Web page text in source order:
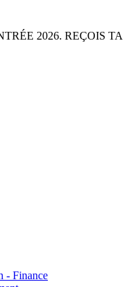
2026. REÇOIS TA
- Finance